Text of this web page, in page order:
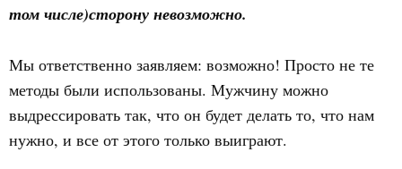
том числе)сторону невозможно.
Мы ответственно заявляем: возможно! Просто не те
методы были использованы. Мужчину можно
выдрессировать так, что он будет делать то, что нам
нужно, и все от этого только выиграют.